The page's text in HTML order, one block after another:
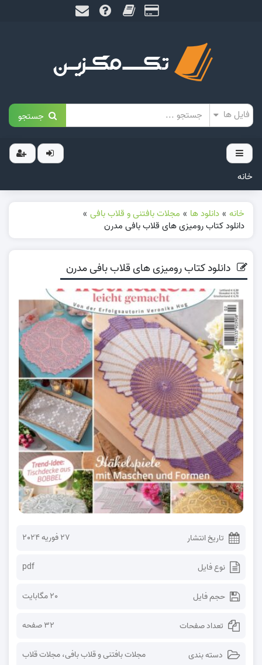
جستجو
خانه
خانه » دانلود ها » مجلات بافتنی و قلاب بافی »
دانلود کتاب رومیزی های قلاب بافی مدرن
دانلود کتاب رومیزی های قلاب بافی مدرن
تاریخ انتشار 27 فوریه 2024
نوع فایل pdf
حجم فایل 20 مگابایت
تعداد صفحات 32 صفحه
دسته بندی مجلات بافتنی و قلاب بافی،مجلات قلاب